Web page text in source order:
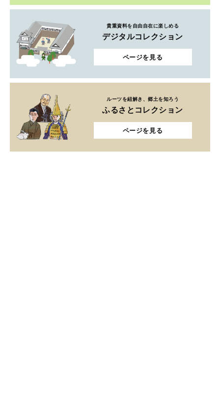
貴重資料を自由自在に楽しめる
デジタルコレクション
ページを見る
ルーツを紐解き、郷土を知ろう
ふるさとコレクション
ページを見る